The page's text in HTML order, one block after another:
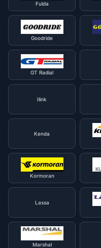
Fulda
Goodride
GT Radial
Ilink
Kenda
Kormoran
Lassa
Marshal